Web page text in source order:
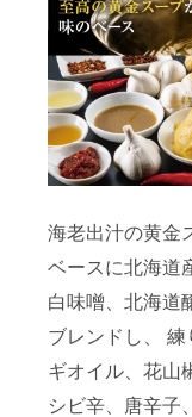
海老出汁の黄金
ベースに北海道
白味噌、北海道
ブレンドし、
ギオイル、花山
シビ辛、唐辛子